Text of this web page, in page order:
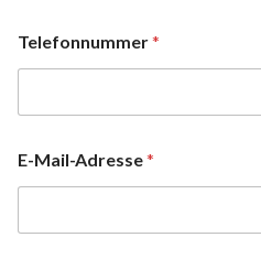
Telefonnummer*
E-Mail-Adresse*